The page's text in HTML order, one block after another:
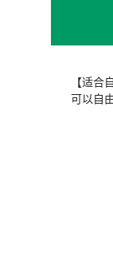
【适合
可以自